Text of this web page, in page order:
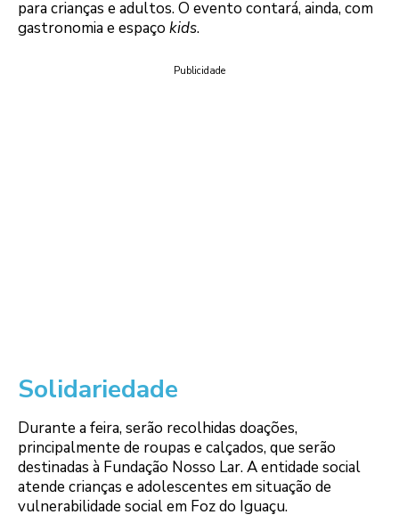
para crianças e adultos. O evento contará, ainda, com
gastronomia e espaço kids.
Publicidade
Solidariedade
Durante a feira, serão recolhidas doações,
principalmente de roupas e calçados, que serão
destinadas à Fundação Nosso Lar. A entidade social
atende crianças e adolescentes em situação de
vulnerabilidade social em Foz do Iguaçu.